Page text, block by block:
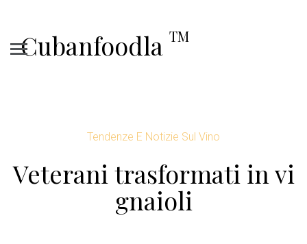
Cubanfoodla TM
Tendenze E Notizie Sul Vino
Veterani trasformati in vi
gnaioli